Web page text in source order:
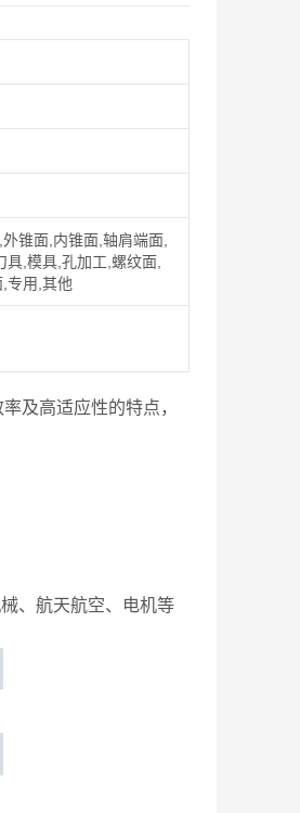
锥面,内锥面,轴肩端面,
具,模具,孔加工,螺纹面,
专用,其他
及高适应性的特点，
、航天航空、电机等